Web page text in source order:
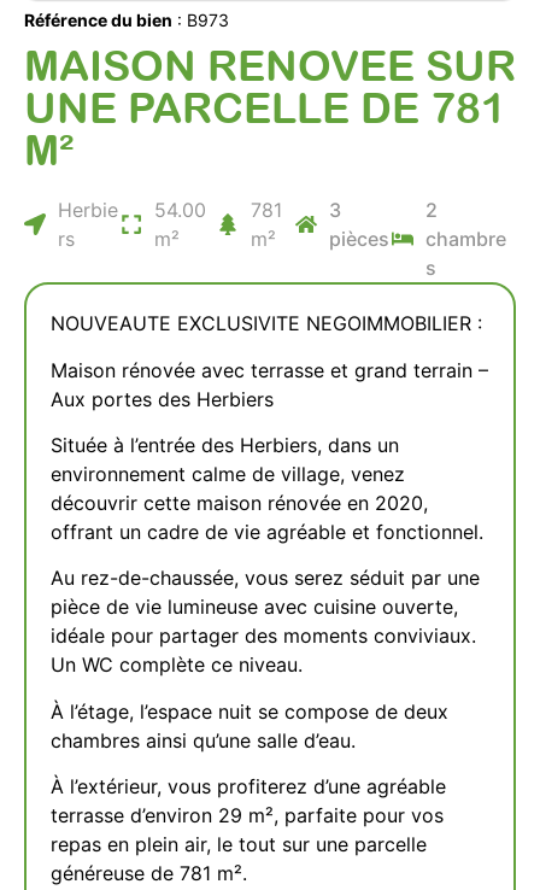
Référence du bien : B973
MAISON RENOVEE SUR
UNE PARCELLE DE 781
M²
Herbie
rs
54.00
m²
781
m²
3
pièces
2
chambre
s
NOUVEAUTE EXCLUSIVITE NEGOIMMOBILIER :
Maison rénovée avec terrasse et grand terrain –
Aux portes des Herbiers
Située à l’entrée des Herbiers, dans un
environnement calme de village, venez
découvrir cette maison rénovée en 2020,
offrant un cadre de vie agréable et fonctionnel.
Au rez-de-chaussée, vous serez séduit par une
pièce de vie lumineuse avec cuisine ouverte,
idéale pour partager des moments conviviaux.
Un WC complète ce niveau.
À l’étage, l’espace nuit se compose de deux
chambres ainsi qu’une salle d’eau.
À l’extérieur, vous profiterez d’une agréable
terrasse d’environ 29 m², parfaite pour vos
repas en plein air, le tout sur une parcelle
généreuse de 781 m².